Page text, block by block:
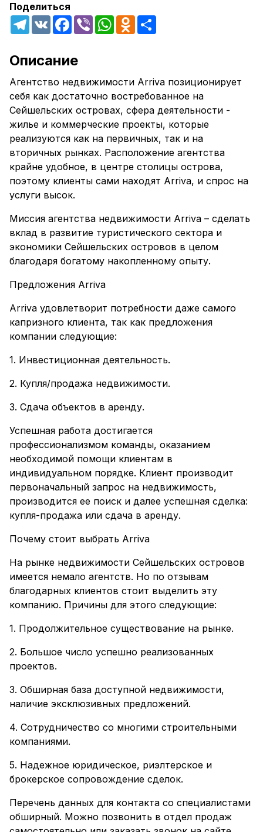
Поделиться
Telegram
VK Facebook
Viber WhatsAppOdnoklassniki
Описание
Агентство недвижимости Arriva позиционирует
себя как достаточно востребованное на
Сейшельских островах, сфера деятельности -
жилье и коммерческие проекты, которые
реализуются как на первичных, так и на
вторичных рынках. Расположение агентства
крайне удобное, в центре столицы острова,
поэтому клиенты сами находят Arriva, и спрос на
услуги высок.
Миссия агентства недвижимости Arriva – сделать
вклад в развитие туристического сектора и
экономики Сейшельских островов в целом
благодаря богатому накопленному опыту.
Предложения Arriva
Arriva удовлетворит потребности даже самого
капризного клиента, так как предложения
компании следующие:
1. Инвестиционная деятельность.
2. Купля/продажа недвижимости.
3. Сдача объектов в аренду.
Успешная работа достигается
профессионализмом команды, оказанием
необходимой помощи клиентам в
индивидуальном порядке. Клиент производит
первоначальный запрос на недвижимость,
производится ее поиск и далее успешная сделка:
купля-продажа или сдача в аренду.
Почему стоит выбрать Arriva
На рынке недвижимости Сейшельских островов
имеется немало агентств. Но по отзывам
благодарных клиентов стоит выделить эту
компанию. Причины для этого следующие:
1. Продолжительное существование на рынке.
2. Большое число успешно реализованных
проектов.
3. Обширная база доступной недвижимости,
наличие эксклюзивных предложений.
4. Сотрудничество со многими строительными
компаниями.
5. Надежное юридическое, риэлтерское и
брокерское сопровождение сделок.
Перечень данных для контакта со специалистами
обширный. Можно позвонить в отдел продаж